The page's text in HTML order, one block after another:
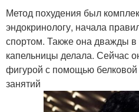
Метод похудения был
эндокринологу, начала
спортом. Также она дважды
капельницы делала. Сейчас
фигурой с помощью
занятий